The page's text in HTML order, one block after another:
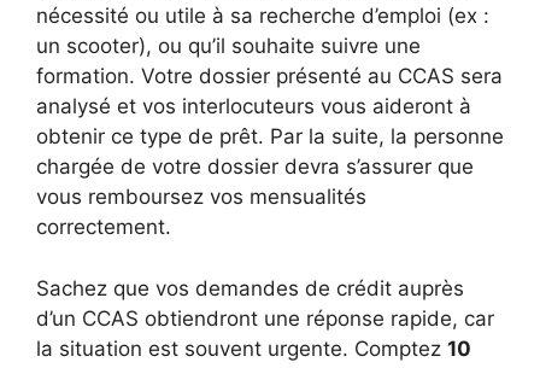
nécessité ou utile à sa recherche d’emploi (ex :
un scooter), ou qu’il souhaite suivre une
formation. Votre dossier présenté au CCAS sera
analysé et vos interlocuteurs vous aideront à
obtenir ce type de prêt. Par la suite, la personne
chargée de votre dossier devra s’assurer que
vous remboursez vos mensualités
correctement.
Sachez que vos demandes de crédit auprès
d’un CCAS obtiendront une réponse rapide, car
la situation est souvent urgente. Comptez 10